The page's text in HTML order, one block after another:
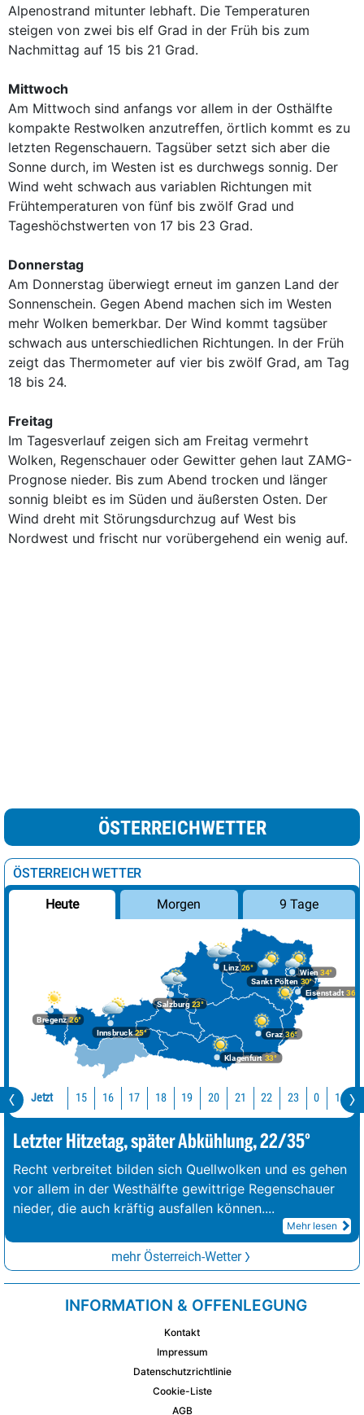
Alpenostrand mitunter lebhaft. Die Temperaturen
steigen von zwei bis elf Grad in der Früh bis zum
Nachmittag auf 15 bis 21 Grad.
Mittwoch
Am Mittwoch sind anfangs vor allem in der Osthälfte
kompakte Restwolken anzutreffen, örtlich kommt es zu
letzten Regenschauern. Tagsüber setzt sich aber die
Sonne durch, im Westen ist es durchwegs sonnig. Der
Wind weht schwach aus variablen Richtungen mit
Frühtemperaturen von fünf bis zwölf Grad und
Tageshöchstwerten von 17 bis 23 Grad.
Donnerstag
Am Donnerstag überwiegt erneut im ganzen Land der
Sonnenschein. Gegen Abend machen sich im Westen
mehr Wolken bemerkbar. Der Wind kommt tagsüber
schwach aus unterschiedlichen Richtungen. In der Früh
zeigt das Thermometer auf vier bis zwölf Grad, am Tag
18 bis 24.
Freitag
Im Tagesverlauf zeigen sich am Freitag vermehrt
Wolken, Regenschauer oder Gewitter gehen laut ZAMG-
Prognose nieder. Bis zum Abend trocken und länger
sonnig bleibt es im Süden und äußersten Osten. Der
Wind dreht mit Störungsdurchzug auf West bis
Nordwest und frischt nur vorübergehend ein wenig auf.
ÖSTERREICHWETTER
ÖSTERREICH WETTER
Heute Morgen 9 Tage
Bregenz26°
Graz36°
Innsbruck25°
Klagenfurt 33°
Linz26°
Salzburg23°
Wien 34°
Eisenstadt 36°
Sankt Pölten 30°
Jetzt 15 16 17 18 19 20 21 22 23 0 1
Letzter Hitzetag, später Abkühlung, 22/35°
Recht verbreitet bilden sich Quellwolken und es gehen
vor allem in der Westhälfte gewittrige Regenschauer
nieder, die auch kräftig ausfallen können....
Mehr lesen
mehr Österreich-Wetter
INFORMATION & OFFENLEGUNG
Kontakt
Impressum
Datenschutzrichtlinie
Cookie-Liste
AGB